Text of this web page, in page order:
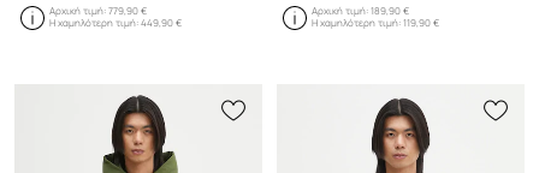
Αρχική τιμή:779,90 €
Η χαμηλότερη τιμή:449,90 €
Αρχική τιμή:189,90 €
Η χαμηλότερη τιμή:119,90 €